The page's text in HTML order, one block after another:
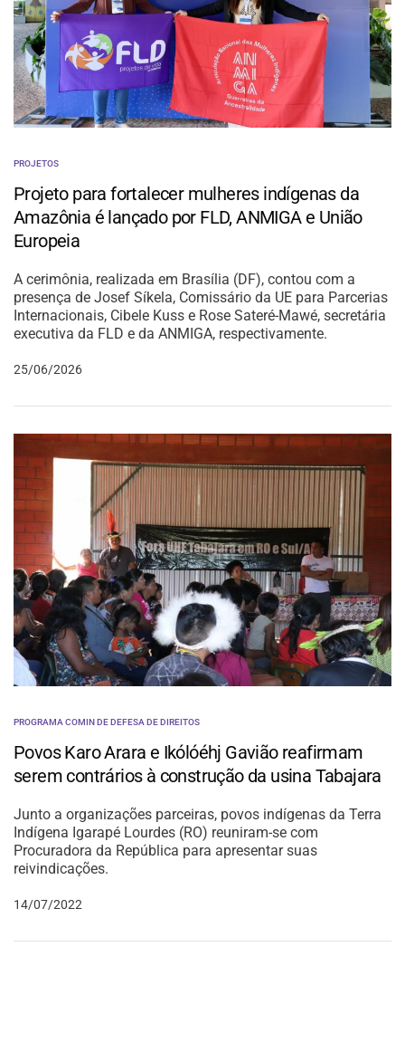
PROJETOS
Projeto para fortalecer mulheres indígenas da
Amazônia é lançado por FLD, ANMIGA e União
Europeia
A cerimônia, realizada em Brasília (DF), contou com a
presença de Josef Síkela, Comissário da UE para Parcerias
Internacionais, Cibele Kuss e Rose Sateré-Mawé, secretária
executiva da FLD e da ANMIGA, respectivamente.
25/06/2026
PROGRAMA COMIN DE DEFESA DE DIREITOS
Povos Karo Arara e Ikólóéhj Gavião reafirmam
serem contrários à construção da usina Tabajara
Junto a organizações parceiras, povos indígenas da Terra
Indígena Igarapé Lourdes (RO) reuniram-se com
Procuradora da República para apresentar suas
reivindicações.
14/07/2022